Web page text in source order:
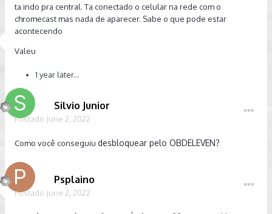
ta indo pra central. Ta conectado o celular na rede com o
chromecast mas nada de aparecer. Sabe o que pode estar
acontecendo
Valeu
1 year later...
Silvio Junior
Postado June 2, 2022
Como você conseguiu desbloquear pelo OBDELEVEN?
Psplaino
Postado June 2, 2022